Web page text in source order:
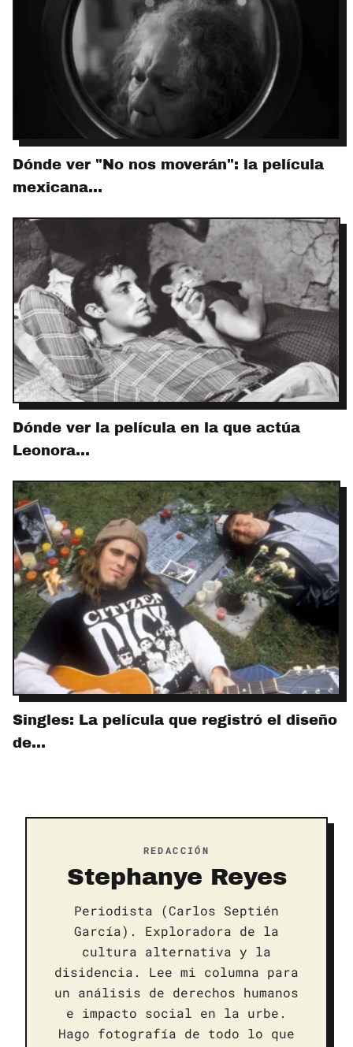
Dónde ver "No nos moverán": la película
mexicana…
Dónde ver la película en la que actúa
Leonora…
Singles: La película que registró el diseño
de…
REDACCIÓN
Stephanye Reyes
Periodista (Carlos Septién
García). Exploradora de la
cultura alternativa y la
disidencia. Lee mi columna para
un análisis de derechos humanos
e impacto social en la urbe.
Hago fotografía de todo lo que